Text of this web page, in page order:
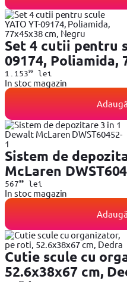
Set 4 cutii pentru
09174, Poliamida,
1.15399lei
In stoc magazin
Sistem de
McLaren
56799lei
In stoc magazin
Cutie scule cu
52.6x38x67 cm,